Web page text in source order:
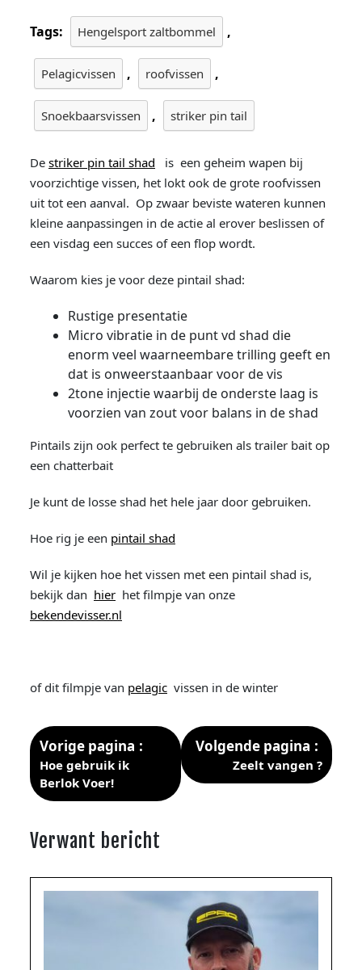
Tags: Hengelsport zaltbommel ,
Pelagicvissen , roofvissen ,
Snoekbaarsvissen , striker pin tail
De striker pin tail shad is een geheim wapen bij
voorzichtige vissen, het lokt ook de grote roofvissen
uit tot een aanval. Op zwaar beviste wateren kunnen
kleine aanpassingen in de actie al erover beslissen of
een visdag een succes of een flop wordt.
Waarom kies je voor deze pintail shad:
Rustige presentatie
Micro vibratie in de punt vd shad die
enorm veel waarneembare trilling geeft en
dat is onweerstaanbaar voor de vis
2tone injectie waarbij de onderste laag is
voorzien van zout voor balans in de shad
Pintails zijn ook perfect te gebruiken als trailer bait op
een chatterbait
Je kunt de losse shad het hele jaar door gebruiken.
Hoe rig je een pintail shad
Wil je kijken hoe het vissen met een pintail shad is,
bekijk dan hier het filmpje van onze
bekendevisser.nl
of dit filmpje van pelagic vissen in de winter
Vorige pagina
Hoe gebruik ik
Berlok Voer!
Volgende pagina
Zeelt vangen ?
Verwant bericht